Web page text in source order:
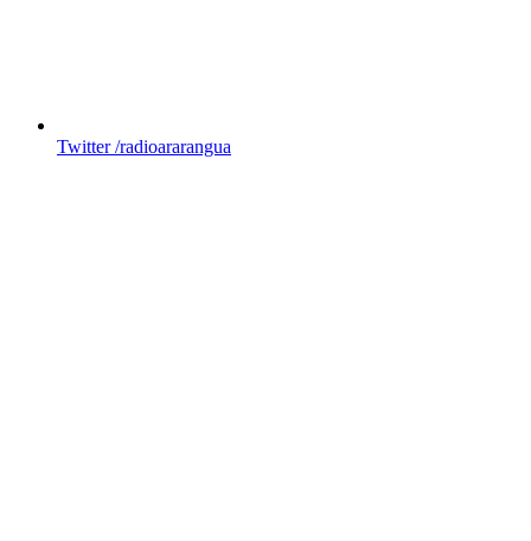
Twitter /radioararangua